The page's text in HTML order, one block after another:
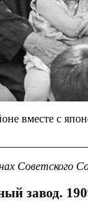
вместе с
Советского
завод.